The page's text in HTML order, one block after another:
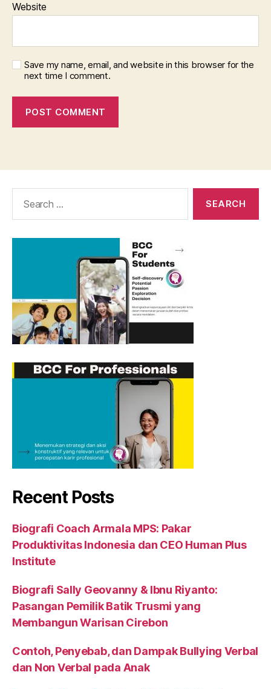
Website
Save my name, email, and website in this browser for the
next time I comment.
Recent Posts
Biografi Coach Armala MPS: Pakar
Produktivitas Indonesia dan CEO Human Plus
Institute
Biografi Sally Geovanny & Ibnu Riyanto:
Pasangan Pemilik Batik Trusmi yang
Membangun Warisan Cirebon
Contoh, Penyebab, dan Dampak Bullying Verbal
dan Non Verbal pada Anak